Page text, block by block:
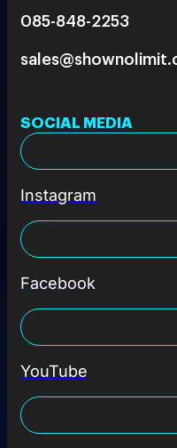
085-848-2253
SOCIAL MEDIA
Instagram
Facebook
YouTube